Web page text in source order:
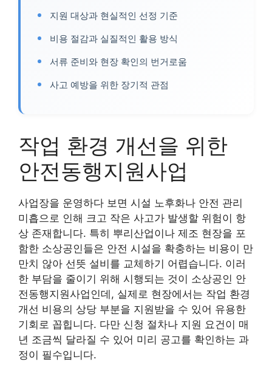
지원 대상과 현실적인 선정 기준
비용 절감과 실질적인 활용 방식
서류 준비와 현장 확인의 번거로움
사고 예방을 위한 장기적 관점
작업 환경 개선을 위한
안전동행지원사업
사업장을 운영하다 보면 시설 노후화나 안전 관리
미흡으로 인해 크고 작은 사고가 발생할 위험이 항
상 존재합니다. 특히 뿌리산업이나 제조 현장을 포
함한 소상공인들은 안전 시설을 확충하는 비용이 만
만치 않아 선뜻 설비를 교체하기 어렵습니다. 이러
한 부담을 줄이기 위해 시행되는 것이 소상공인 안
전동행지원사업인데, 실제로 현장에서는 작업 환경
개선 비용의 상당 부분을 지원받을 수 있어 유용한
기회로 꼽힙니다. 다만 신청 절차나 지원 요건이 매
년 조금씩 달라질 수 있어 미리 공고를 확인하는 과
정이 필수입니다.